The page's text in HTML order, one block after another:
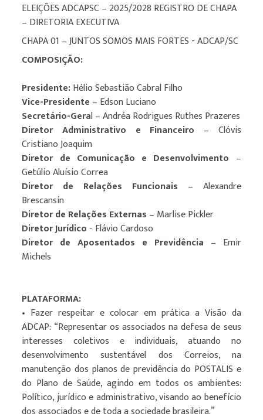
ELEIÇÕES ADCAPSC – 2025/2028 REGISTRO DE CHAPA
– DIRETORIA EXECUTIVA
CHAPA 01 – JUNTOS SOMOS MAIS FORTES - ADCAP/SC
COMPOSIÇÃO:
Presidente:Hélio Sebastião Cabral Filho
Vice-Presidente – Edson Luciano
Secretário-Geral – Andréa Rodrigues Ruthes Prazeres
Diretor Administrativo e Financeiro – Clóvis
Cristiano Joaquim
Diretor de Comunicação e Desenvolvimento –
Getúlio Aluísio Correa
Diretor de Relações Funcionais – Alexandre
Brescansin
Diretor de Relações Externas – Marlise Pickler
Diretor Jurídico - Flávio Cardoso
Diretor de Aposentados e Previdência – Emir
Michels
PLATAFORMA:
• Fazer respeitar e colocar em prática a Visão da
ADCAP: “Representar os associados na defesa de seus
interesses coletivos e individuais, atuando no
desenvolvimento sustentável dos Correios, na
manutenção dos planos de previdência do POSTALIS e
do Plano de Saúde, agindo em todos os ambientes:
Político, jurídico e administrativo, visando ao benefício
dos associados e de toda a sociedade brasileira.”